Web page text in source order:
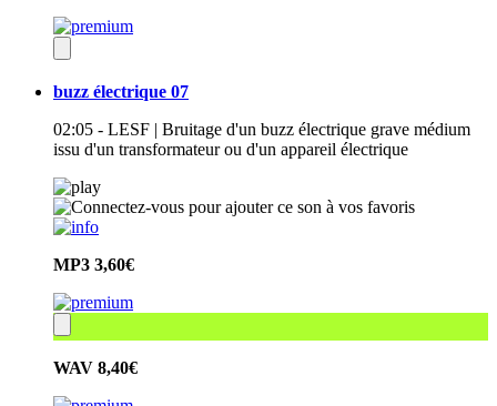
buzz électrique 07
02:05 - LESF | Bruitage d'un buzz électrique grave médium
issu d'un transformateur ou d'un appareil électrique
MP3 3,60€
WAV 8,40€